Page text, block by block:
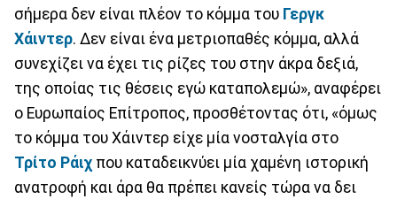
σήμερα δεν είναι πλέον το κόμμα του Γεργκ
Χάιντερ. Δεν είναι ένα μετριοπαθές κόμμα, αλλά
συνεχίζει να έχει τις ρίζες του στην άκρα δεξιά,
της οποίας τις θέσεις εγώ καταπολεμώ», αναφέρει
ο Ευρωπαίος Επίτροπος, προσθέτοντας ότι, «όμως
το κόμμα του Χάιντερ είχε μία νοσταλγία στο
Τρίτο Ράιχ που καταδεικνύει μία χαμένη ιστορική
ανατροφή και άρα θα πρέπει κανείς τώρα να δει